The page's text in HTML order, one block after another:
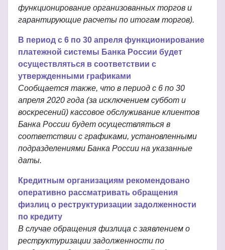
функционирование организованных торгов и
гарантирующие расчеты по итогам торгов).
В период с 6 по 30 апреля функционирование
платежной системы Банка России будет
осуществляться в соответствии с
утвержденными графиками
Сообщается также, что в период с 6 по 30
апреля 2020 года (за исключением суббот и
воскресений) кассовое обслуживание клиентов
Банка России будет осуществляться в
соответствии с графиками, установленными
подразделениями Банка России на указанные
даты.
Кредитным организациям рекомендовано
оперативно рассматривать обращения
физлиц о реструктуризации задолженности
по кредиту
В случае обращения физлица с заявлением о
реструктуризации задолженности по